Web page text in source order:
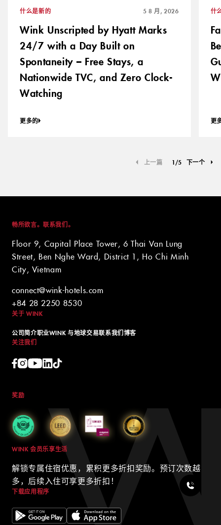
什么是新的 5 8 月, 2026
Wink Unscripted by Hyatt Marks
24/7 with a Day Built on
Spontaneity – Free Stays, a
Nationwide TVC, and Zero Clock-
Watching
更多的
什
更
上一篇 1/5 下一个
畅所欲言。联系我们。
Floor 9, Capital Place Tower, 6 Thai Van Lung
Street, Ben Nghe Ward, District 1, Ho Chi Minh
City, Vietnam
connect@wink-hotels.com
+84 28 2250 8530
关于 WINK
公司简介职业WINK 与地球交易联系我们博客
关注我们
奖励
WINK 会员乐享生活
解锁专属住宿优惠，累积更多折扣奖励。预订次数越
多，后续入住可享更多折扣！
下载应用程序